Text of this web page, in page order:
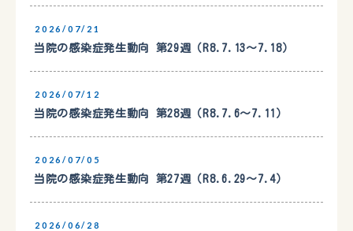
2026/07/21
当院の感染症発生動向 第29週（R8.7.13〜7.18）
2026/07/12
当院の感染症発生動向 第28週（R8.7.6〜7.11）
2026/07/05
当院の感染症発生動向 第27週（R8.6.29〜7.4）
2026/06/28